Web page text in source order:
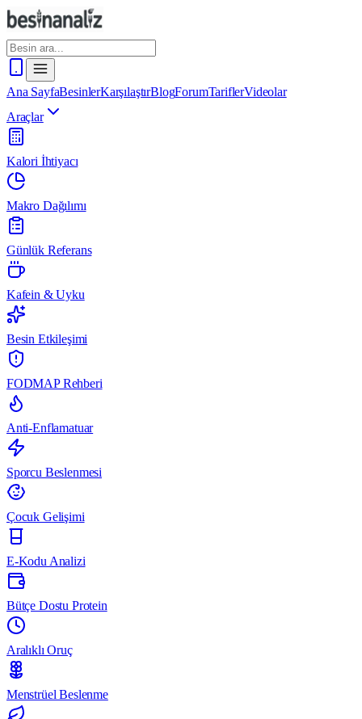
Ana SayfaBesinlerKarşılaştırBlogForumTariflerVideolar
Araçlar
Kalori İhtiyacı
Makro Dağılımı
Günlük Referans
Kafein & Uyku
Besin Etkileşimi
FODMAP Rehberi
Anti-Enflamatuar
Sporcu Beslenmesi
Çocuk Gelişimi
E-Kodu Analizi
Bütçe Dostu Protein
Aralıklı Oruç
Menstrüel Beslenme